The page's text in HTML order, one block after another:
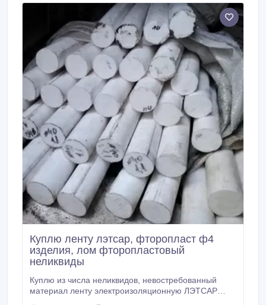
Куплю ленту лэтсар, фторопласт ф4
изделия, лом фторопластовый
неликвиды
Куплю из числа неликвидов, невостребованный
материал ленту электроизоляционную ЛЭТСАР